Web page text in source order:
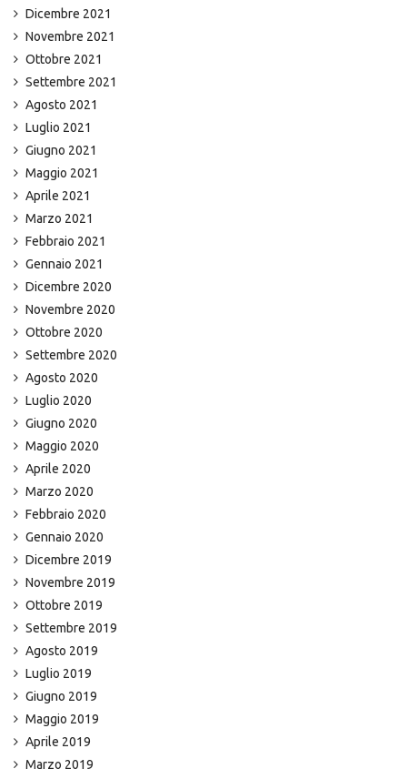
Dicembre 2021
Novembre 2021
Ottobre 2021
Settembre 2021
Agosto 2021
Luglio 2021
Giugno 2021
Maggio 2021
Aprile 2021
Marzo 2021
Febbraio 2021
Gennaio 2021
Dicembre 2020
Novembre 2020
Ottobre 2020
Settembre 2020
Agosto 2020
Luglio 2020
Giugno 2020
Maggio 2020
Aprile 2020
Marzo 2020
Febbraio 2020
Gennaio 2020
Dicembre 2019
Novembre 2019
Ottobre 2019
Settembre 2019
Agosto 2019
Luglio 2019
Giugno 2019
Maggio 2019
Aprile 2019
Marzo 2019